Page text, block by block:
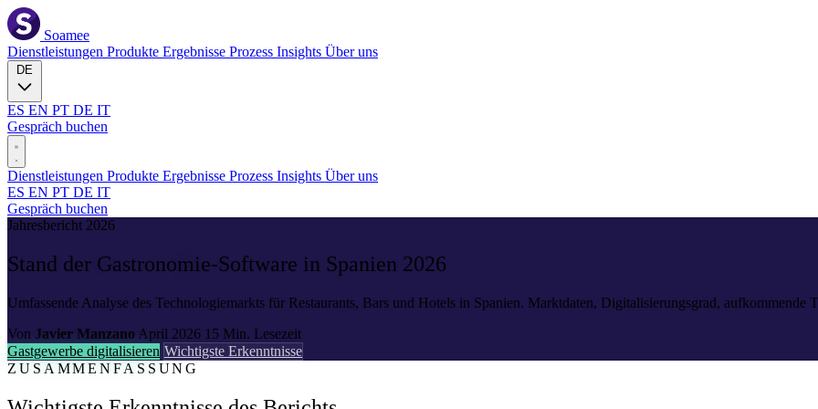
Soamee
Dienstleistungen Produkte Ergebnisse Prozess Insights Über uns
ES EN PT DE IT
Gespräch buchen
Dienstleistungen Produkte Ergebnisse Prozess Insights Über uns
ES EN PT DE IT
Gespräch buchen
Jahresbericht 2026
Stand der Gastronomie-Software in Spanien 2026
Umfassende Analyse des Technologiemarkts für Restaurants, Bars und Hotels in Spanien. Marktdaten, Digitalisierungsgrad, aufkommende
Von Javier Manzano April 2026 15 Min. Lesezeit
Gastgewerbe digitalisieren Wichtigste Erkenntnisse
ZUSAMMENFASSUNG